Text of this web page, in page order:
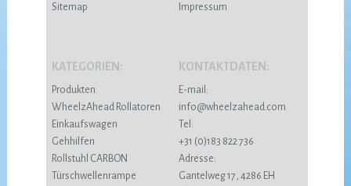
Sitemap
Impressum
KATEGORIEN:
Produkten
WheelzAhead Rollatoren
Einkaufswagen
Gehhilfen
Rollstuhl CARBON
Türschwellenrampe
KONTAKTDATEN:
E-mail:
info@wheelzahead.com
Tel:
+31 (0)183 822 736
Adresse:
Gantelweg 17, 4286 EH